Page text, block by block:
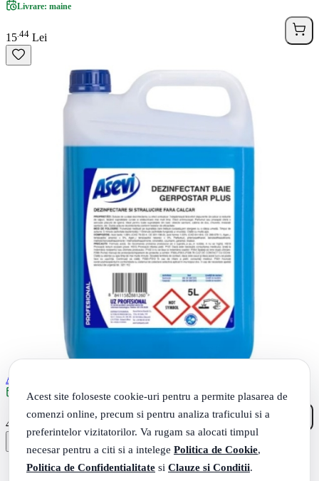
Acest site foloseste cookie-uri pentru a permite plasarea de
comenzi online, precum si pentru analiza traficului si a
preferintelor vizitatorilor. Va rugam sa alocati timpul
necesar pentru a citi si a intelege Politica de Cookie,
Politica de Confidentialitate si Clauze si Conditii.
Livrare: maine
15 44 Lei
Asevi profesional dezinfectant baie gerpostar plus, 5L
Livrare: maine
41 00